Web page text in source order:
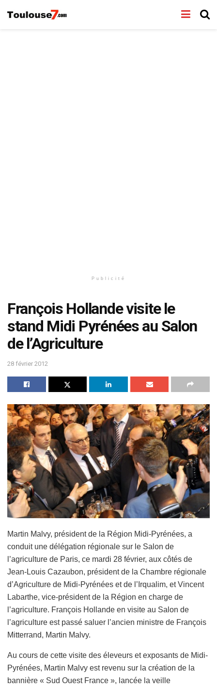
Publicité
François Hollande visite le
stand Midi Pyrénées au Salon
de l’Agriculture
28 février 2012
Martin Malvy, président de la Région Midi-Pyrénées, a
conduit une délégation régionale sur le Salon de
l’agriculture de Paris, ce mardi 28 février, aux côtés de
Jean-Louis Cazaubon, président de la Chambre régionale
d’Agriculture de Midi-Pyrénées et de l’Irqualim, et Vincent
Labarthe, vice-président de la Région en charge de
l’agriculture. François Hollande en visite au Salon de
l’agriculture est passé saluer l’ancien ministre de François
Mitterrand, Martin Malvy.
Au cours de cette visite des éleveurs et exposants de Midi-
Pyrénées, Martin Malvy est revenu sur la création de la
bannière « Sud Ouest France », lancée la veille